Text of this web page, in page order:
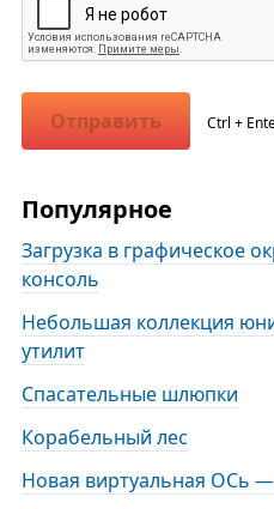
Отправить Ctrl +
Популярное
Загрузка в графическое
консоль
Небольшая коллекция
утилит
Спасательные шлюпки
Корабельный лес
Новая виртуальная ОСь —